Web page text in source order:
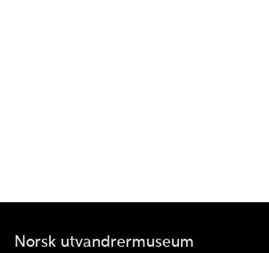
Norsk utvandrermuseum